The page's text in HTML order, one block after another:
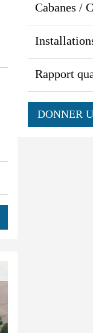
Cabanes /
Rapport
DONNER